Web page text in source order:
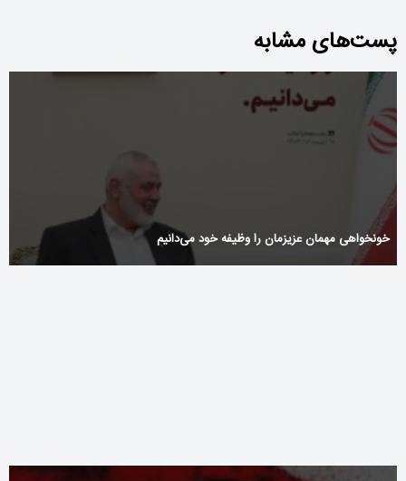
پست‌های مشابه
خونخواهی مهمان عزیزمان را وظیفه خود می‌دانیم